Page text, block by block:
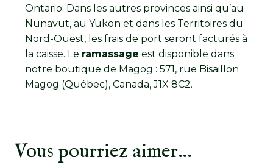
Ontario. Dans les autres provinces ainsi qu’au
Nunavut, au Yukon et dans les Territoires du
Nord-Ouest, les frais de port seront facturés à
la caisse. Le ramassage est disponible dans
notre boutique de Magog : 571, rue Bisaillon
Magog (Québec), Canada, J1X 8C2.
Vous pourriez aimer…